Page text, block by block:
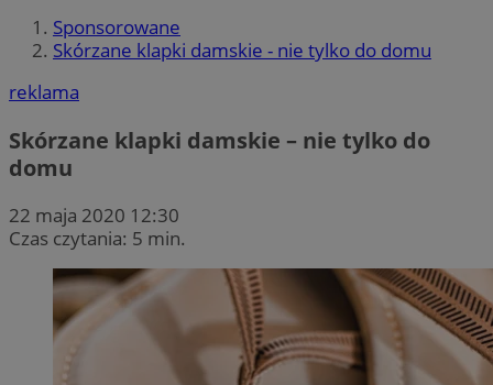
Sponsorowane
Skórzane klapki damskie - nie tylko do domu
reklama
Skórzane klapki damskie – nie tylko do
domu
22 maja 2020 12:30
Czas czytania: 5 min.